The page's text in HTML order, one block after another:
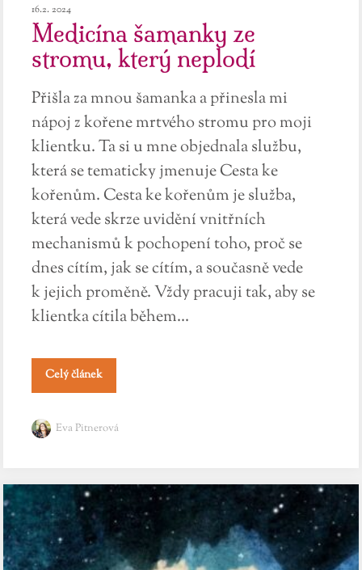
16.2. 2024
Medicína šamanky ze
stromu, který neplodí
Přišla za mnou šamanka a přinesla mi
nápoj z kořene mrtvého stromu pro moji
klientku. Ta si u mne objednala službu,
která se tematicky jmenuje Cesta ke
kořenům. Cesta ke kořenům je služba,
která vede skrze uvidění vnitřních
mechanismů k pochopení toho, proč se
dnes cítím, jak se cítím, a současně vede
k jejich proměně. Vždy pracuji tak, aby se
klientka cítila během...
Celý článek
Eva Pitnerová